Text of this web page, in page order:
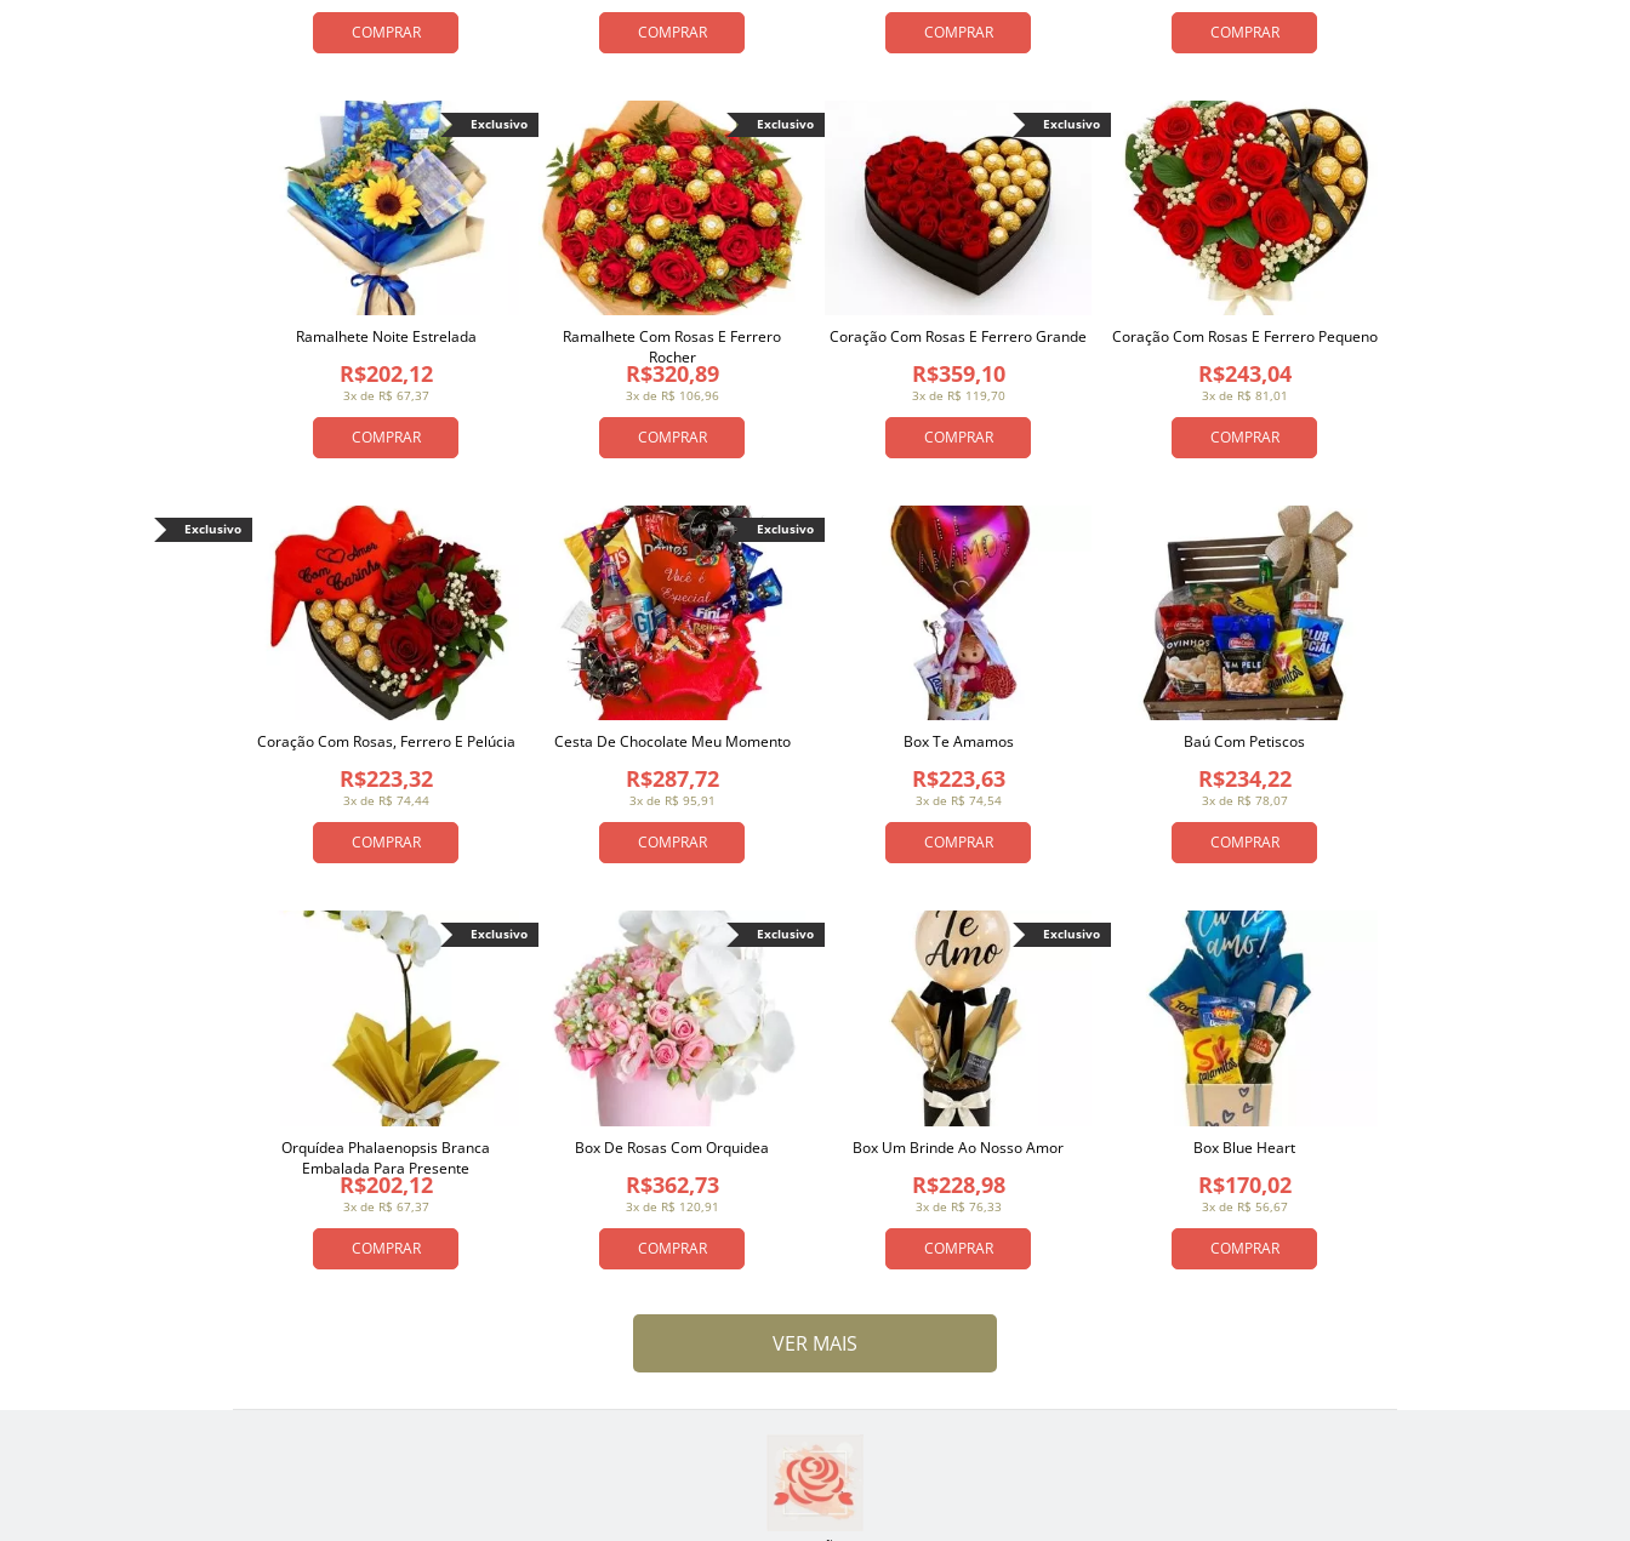
COMPRAR COMPRAR COMPRAR COMPRAR
COMPRAR
3x de R$ 67,37
R$202,12
Ramalhete Noite Estrelada
Exclusivo
COMPRAR
3x de R$ 106,96
R$320,89
Ramalhete Com Rosas E Ferrero
Rocher
Exclusivo
COMPRAR
3x de R$ 119,70
R$359,10
Coração Com Rosas E Ferrero Grande
Exclusivo
COMPRAR
3x de R$ 81,01
R$243,04
Coração Com Rosas E Ferrero Pequeno
Exclusivo
COMPRAR
3x de R$ 74,44
R$223,32
Coração Com Rosas, Ferrero E Pelúcia
COMPRAR
3x de R$ 95,91
R$287,72
Cesta De Chocolate Meu Momento
Exclusivo
COMPRAR
3x de R$ 74,54
R$223,63
Box Te Amamos
COMPRAR
3x de R$ 78,07
R$234,22
Baú Com Petiscos
COMPRAR
3x de R$ 67,37
R$202,12
Orquídea Phalaenopsis Branca
Embalada Para Presente
Exclusivo
COMPRAR
3x de R$ 120,91
R$362,73
Box De Rosas Com Orquidea
Exclusivo
COMPRAR
3x de R$ 76,33
R$228,98
Box Um Brinde Ao Nosso Amor
Exclusivo
COMPRAR
3x de R$ 56,67
R$170,02
Box Blue Heart
VER MAIS